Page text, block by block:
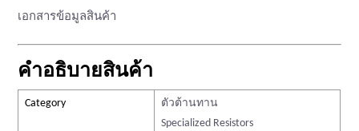
เอกสารข้อมูลสินค้า
คำอธิบายสินค้า
Category
ตัวต้านทาน
Specialized Resistors